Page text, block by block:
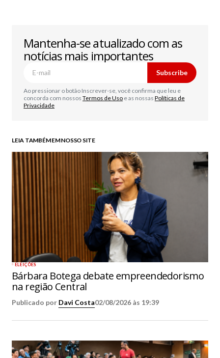
Mantenha-se atualizado com as
notícias mais importantes
Subscribe
Ao pressionar o botão Inscrever-se, você confirma que leu e
concorda com nossos Termos de Uso e as nossas Políticas de
Privacidade
LEIA TAMBÉM EM NOSSO SITE
ELEIÇÕES
Bárbara Botega debate empreendedorismo
na região Central
Publicado por Davi Costa02/08/2026 às 19:39